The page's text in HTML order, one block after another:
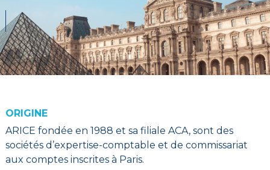
ORIGINE
ARICE fondée en 1988 et sa filiale ACA, sont des
sociétés d’expertise-comptable et de commissariat
aux comptes inscrites à Paris.